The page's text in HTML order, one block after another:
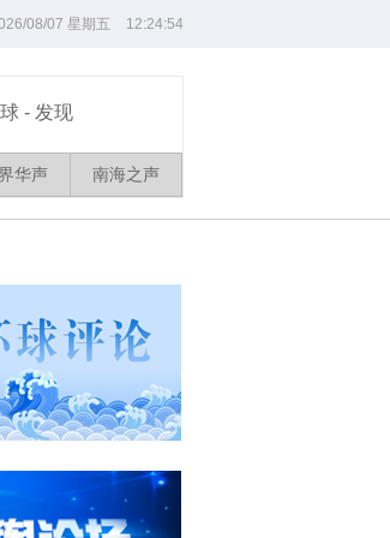
08/07 星期五 12:24:54
- 发现
华声 南海之声